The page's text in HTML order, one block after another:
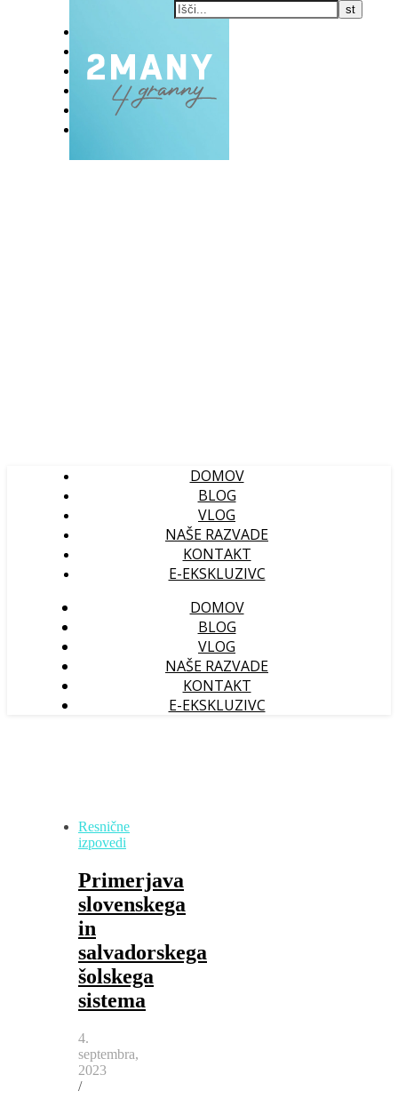
BLOG
VLOG
NAŠE RAZVADE
KONTAKT
DOMOV
BLOG
VLOG
NAŠE RAZVADE
KONTAKT
E-EKSKLUZIVC
DOMOV
BLOG
VLOG
NAŠE RAZVADE
KONTAKT
E-EKSKLUZIVC
Resnične
izpovedi
Primerjava
slovenskega
in
salvadorskega
šolskega
sistema
4.
septembra,
2023
/